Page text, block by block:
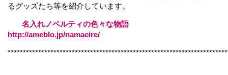
るグッズたち等を紹介しています。
名入れノベルティの色々な物語
http://ameblo.jp/namaeire/